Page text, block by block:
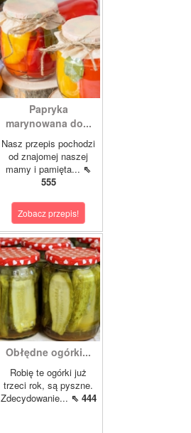
Papryka
marynowana do...
Nasz przepis pochodzi
od znajomej naszej
mamy i pamięta... ⇖
555
Zobacz przepis!
Obłędne ogórki...
Robię te ogórki już
trzeci rok, są pyszne.
Zdecydowanie... ⇖ 444